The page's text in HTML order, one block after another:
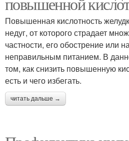
Повышенная кислотность
недуг, от которого страдает
частности, его обострение или
неправильным питанием. В
том, как снизить повышенную
есть и чего избегать.
читать дальше →